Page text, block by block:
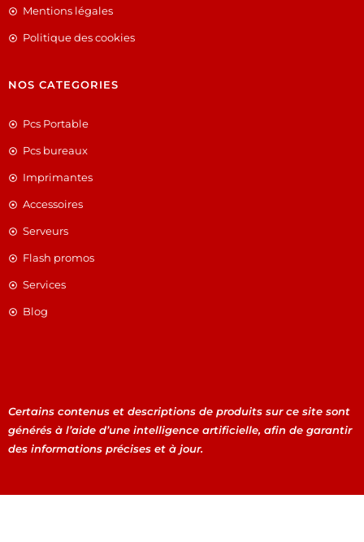
Mentions légales
Politique des cookies
NOS CATEGORIES
Pcs Portable
Pcs bureaux
Imprimantes
Accessoires
Serveurs
Flash promos
Services
Blog
Certains contenus et descriptions de produits sur ce site sont
générés à l’aide d’une intelligence artificielle, afin de garantir
des informations précises et à jour.